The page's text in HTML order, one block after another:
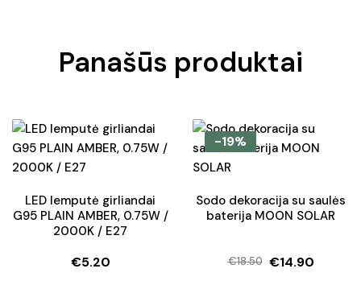
Panašūs produktai
LED lemputė girliandai
G95 PLAIN AMBER, 0.75W /
2000K / E27
€5.20
-19%
Sodo dekoracija su saulės
baterija MOON SOLAR
€18.50
Original
€14.90
Current